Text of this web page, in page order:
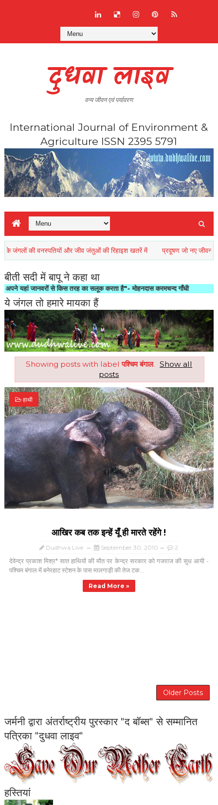
दुधवा लाइव
वन्य जीवन एवं पर्यावरण
International Journal of Environment &
Agriculture ISSN 2395 5791
की वनस्पतियों और जीव जंतुओं की रिहाइश खतरें में प्रदूषण जो नए जीवन को कर
बीती सदी में बापू ने कहा था
जानवरों से किस तरह का सलूक करता है"- मोहनदास करमचन्द गाँधी
ये जंगल तो हमारे मायका हैं
Showing posts with labelपश्चिम बंगाल. Show all
posts
हाथी
आखिर कब तक इन्हें यूँ ही मारते रहेंगे !
Dudhwa Live September 30, 2010 2
देवेन्द्र प्रकाश मिश्र* सात हाथियों की मौत पर केन्द्र सरकार को गजराज की सुध आयी -
पश्चिम बंगाल में बनेरहाट स्टेशन के पास मालगाड़ी की तेज टक...
Read More »
Older Posts
जर्मनी द्वारा अंतर्राष्ट्रीय पुरस्कार "द बॉब्स" से सम्मानित
पत्रिका "दुधवा लाइव"
हस्तियां